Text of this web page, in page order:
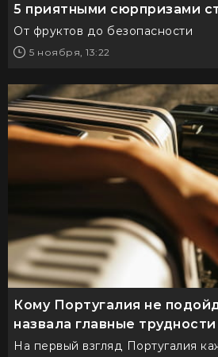
5 приятными сюрпризами
От фруктов до безопасности
5 ноября, 13:22
Кому Португалия не
назвала главные
На первый взгляд Португалия